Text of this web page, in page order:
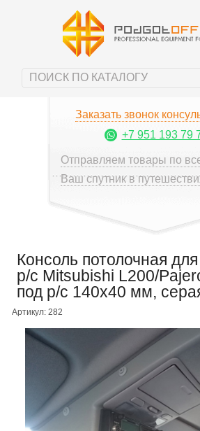
Заказать звонок
+7 951 193 79
Отправляем товары по
Ваш спутник в
Консоль потолочная
р/c Mitsubishi L200/
под р/c 140х40 мм,
Артикул: 282